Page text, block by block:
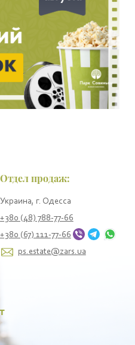
Отдел продаж:
Украина, г. Одесса
+380 (48) 788-77-66
+380 (67) 111-77-66
ps.estate@zars.ua